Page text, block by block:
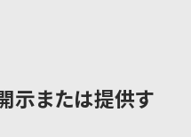
示または提供す